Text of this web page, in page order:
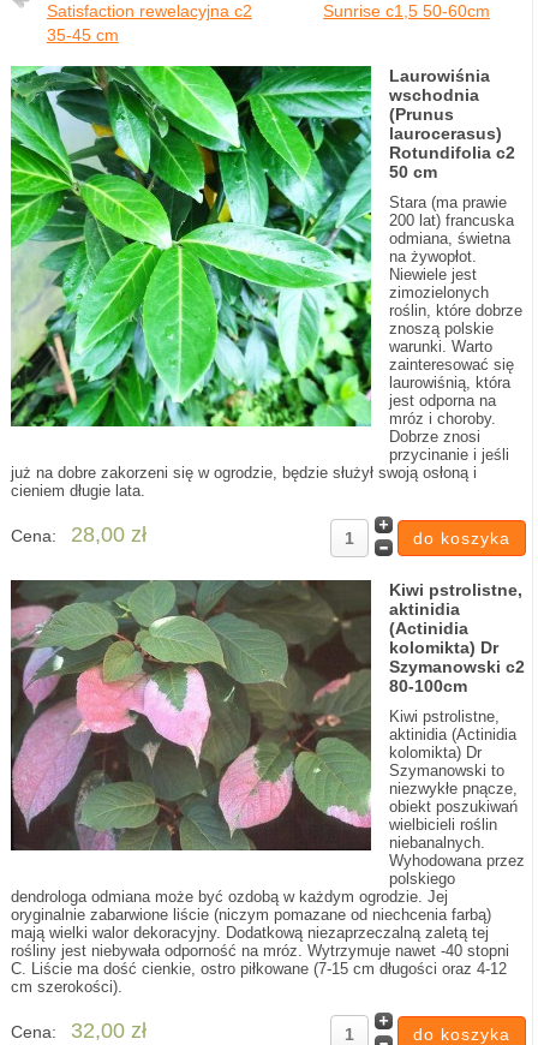
Satisfaction rewelacyjna c2
35-45 cm
Sunrise c1,5 50-60cm
Laurowiśnia
wschodnia
(Prunus
laurocerasus)
Rotundifolia c2
50 cm
Stara (ma prawie
200 lat) francuska
odmiana, świetna
na żywopłot.
Niewiele jest
zimozielonych
roślin, które dobrze
znoszą polskie
warunki. Warto
zainteresować się
laurowiśnią, która
jest odporna na
mróz i choroby.
Dobrze znosi
przycinanie i jeśli
już na dobre zakorzeni się w ogrodzie, będzie służył swoją osłoną i
cieniem długie lata.
Cena: 28,00 zł
Kiwi pstrolistne,
aktinidia
(Actinidia
kolomikta) Dr
Szymanowski c2
80-100cm
Kiwi pstrolistne,
aktinidia (Actinidia
kolomikta) Dr
Szymanowski to
niezwykłe pnącze,
obiekt poszukiwań
wielbicieli roślin
niebanalnych.
Wyhodowana przez
polskiego
dendrologa odmiana może być ozdobą w każdym ogrodzie. Jej
oryginalnie zabarwione liście (niczym pomazane od niechcenia farbą)
mają wielki walor dekoracyjny. Dodatkową niezaprzeczalną zaletą tej
rośliny jest niebywała odporność na mróz. Wytrzymuje nawet -40 stopni
C. Liście ma dość cienkie, ostro piłkowane (7-15 cm długości oraz 4-12
cm szerokości).
Cena: 32,00 zł